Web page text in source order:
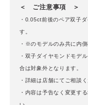
＜ ご注意事項 ＞
・0.05ct前後のペア双子
す。
・※のモデルのみ共に内
・双子ダイヤモンドモデ
合は対象外となります。
・詳細は店舗にてご相談く
・内容は予告なく変更す